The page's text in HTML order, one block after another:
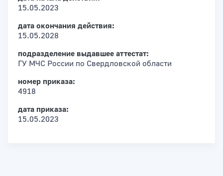
15.05.2023
дата окончания действия:
15.05.2028
подразделение выдавшее аттестат:
ГУ МЧС России по Свердловской области
номер приказа:
4918
дата приказа:
15.05.2023